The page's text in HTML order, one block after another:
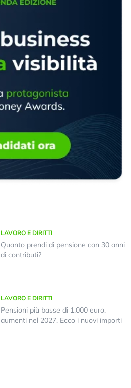
LAVORO E DIRITTI
Quanto prendi di pensione con 30 anni
di contributi?
LAVORO E DIRITTI
Pensioni più basse di 1.000 euro,
aumenti nel 2027. Ecco i nuovi importi